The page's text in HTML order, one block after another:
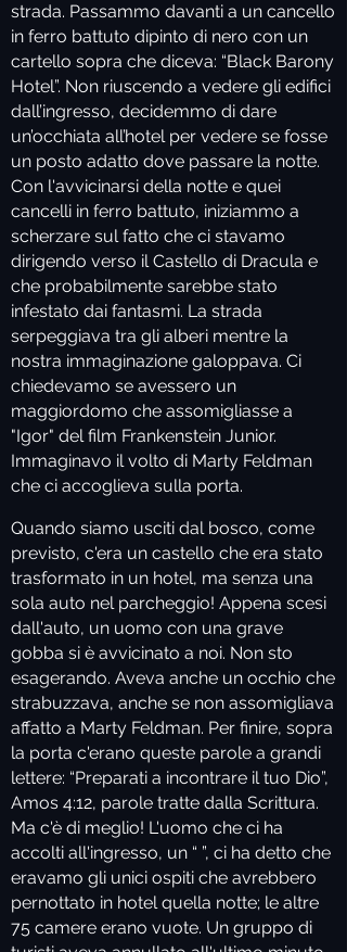
strada. Passammo davanti a un cancello
in ferro battuto dipinto di nero con un
cartello sopra che diceva: “Black Barony
Hotel”. Non riuscendo a vedere gli edifici
dall’ingresso, decidemmo di dare
un’occhiata all’hotel per vedere se fosse
un posto adatto dove passare la notte.
Con l'avvicinarsi della notte e quei
cancelli in ferro battuto, iniziammo a
scherzare sul fatto che ci stavamo
dirigendo verso il Castello di Dracula e
che probabilmente sarebbe stato
infestato dai fantasmi. La strada
serpeggiava tra gli alberi mentre la
nostra immaginazione galoppava. Ci
chiedevamo se avessero un
maggiordomo che assomigliasse a
"Igor" del film Frankenstein Junior.
Immaginavo il volto di Marty Feldman
che ci accoglieva sulla porta.
Quando siamo usciti dal bosco, come
previsto, c'era un castello che era stato
trasformato in un hotel, ma senza una
sola auto nel parcheggio! Appena scesi
dall'auto, un uomo con una grave
gobba si è avvicinato a noi. Non sto
esagerando. Aveva anche un occhio che
strabuzzava, anche se non assomigliava
affatto a Marty Feldman. Per finire, sopra
la porta c'erano queste parole a grandi
lettere: “Preparati a incontrare il tuo Dio”,
Amos 4:12, parole tratte dalla Scrittura.
Ma c'è di meglio! L'uomo che ci ha
accolti all'ingresso, un “ ”, ci ha detto che
eravamo gli unici ospiti che avrebbero
pernottato in hotel quella notte; le altre
75 camere erano vuote. Un gruppo di